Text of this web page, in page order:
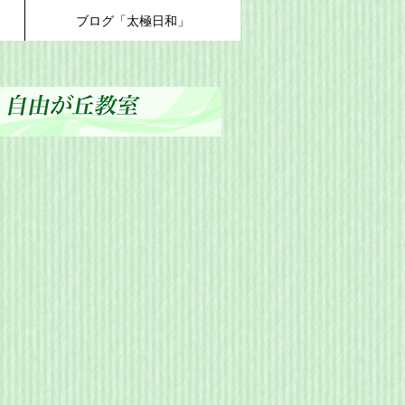
ブログ「太極日和」